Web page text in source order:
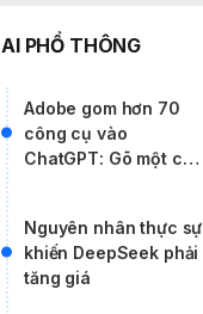
AI PHỔ THÔNG
Adobe gom hơn 70
công cụ vào
ChatGPT: Gõ một câu
Premiere
Nguyên nhân thực sự
khiến DeepSeek phải
tăng giá